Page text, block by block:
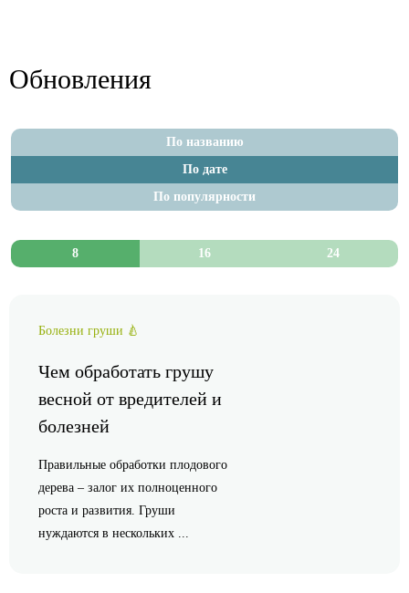
Обновления
По названию
По дате
По популярности
24
16
8
Болезни груши 🍐
Чем обработать грушу
весной от вредителей и
болезней
Правильные обработки плодового
дерева – залог их полноценного
роста и развития. Груши
нуждаются в нескольких ...